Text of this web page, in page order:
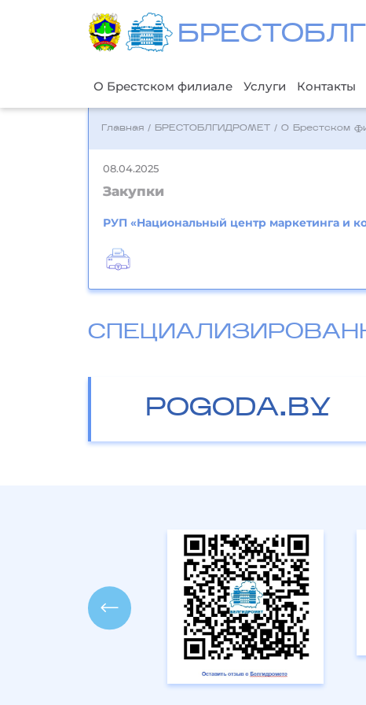
О Брестском филиале Услуги Контакты
Главная / БРЕСТОБЛГИДРОМЕТ /О Брестском
08.04.2025
Закупки
РУП «Национальный центр маркетинга и
POGODA.BY